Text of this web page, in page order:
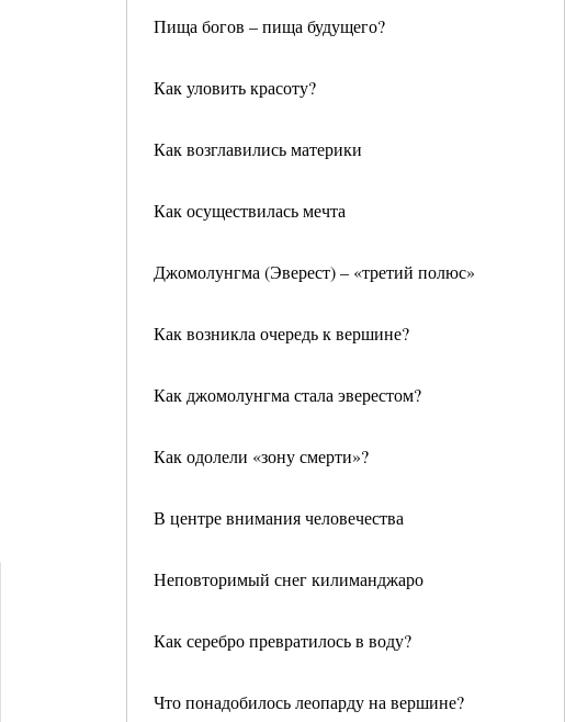
Пища богов – пища будущего?
Как уловить красоту?
Как возглавились материки
Как осуществилась мечта
Джомолунгма (Эверест) – «третий полюс»
Как возникла очередь к вершине?
Как джомолунгма стала эверестом?
Как одолели «зону смерти»?
В центре внимания человечества
Неповторимый снег килиманджаро
Как серебро превратилось в воду?
Что понадобилось леопарду на вершине?